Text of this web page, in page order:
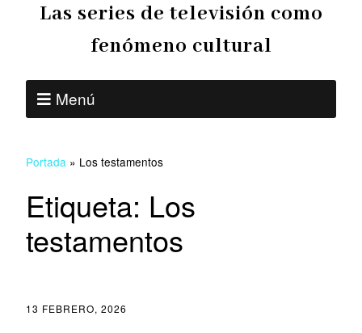
Las series de televisión como
fenómeno cultural
Menú
Portada » Los testamentos
Etiqueta: Los
testamentos
13 FEBRERO, 2026